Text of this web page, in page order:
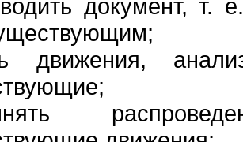
документ, т.
движения,